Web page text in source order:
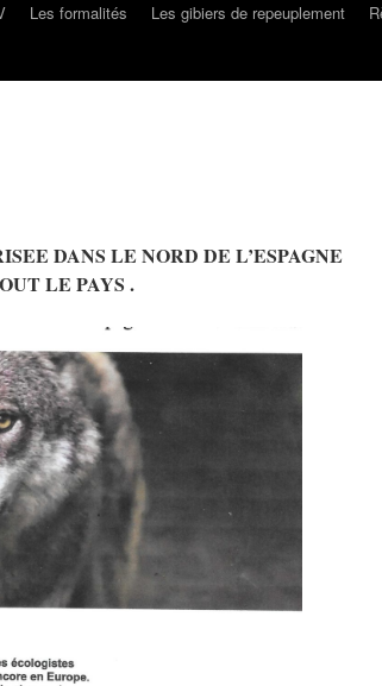
Les formalités Les gibiers de repeuplement
DANS LE NORD DE L’ESPAGNE
LE PAYS .